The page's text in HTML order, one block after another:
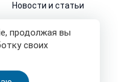
продолжая вы
своих
Новости и статьи